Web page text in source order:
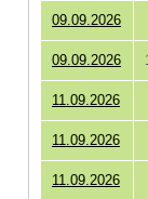
09.09.2026
09.09.2026
11.09.2026
11.09.2026
11.09.2026